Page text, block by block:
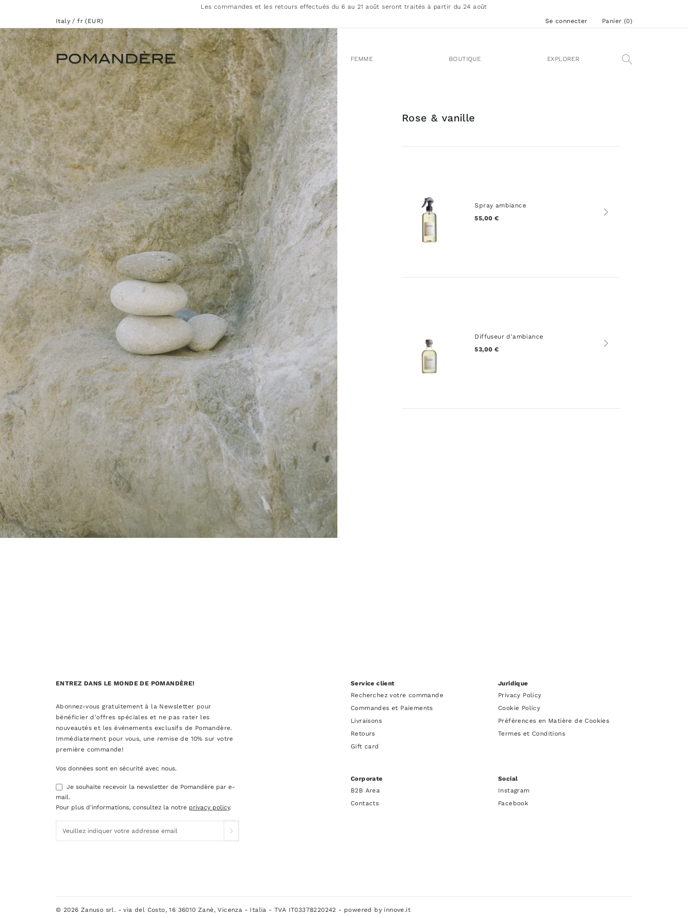
Les commandes et les retours effectués du 6 au 21 août seront traités à partir du 24 août
Italy / fr (EUR)
Se connecter Panier (0)
FEMME BOUTIQUE EXPLORER
Rose & vanille
Spray ambiance
55,00 €
Diffuseur d'ambiance
53,00 €
ENTREZ DANS LE MONDE DE POMANDÈRE!
Abonnez-vous gratuitement à la Newsletter pour
bénéficier d'offres spéciales et ne pas rater les
nouveautés et les événements exclusifs de Pomandère.
Immédiatement pour vous, une remise de 10% sur votre
première commande!
Vos données sont en sécurité avec nous.
Je souhaite recevoir la newsletter de Pomandère par e-
mail.
Pour plus d'informations, consultez la notre privacy policy.
Service client
Recherchez votre commande
Commandes et Paiements
Livraisons
Retours
Gift card
Juridique
Privacy Policy
Cookie Policy
Préférences en Matière de Cookies
Termes et Conditions
Corporate
B2B Area
Contacts
Social
Instagram
Facebook
© 2026 Zanuso srl. - via del Costo, 16 36010 Zanè, Vicenza - Italia - TVA IT03378220242 - powered by innove.it